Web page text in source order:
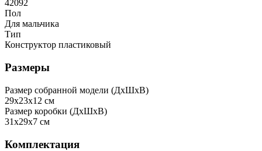
42092
Пол
Для мальчика
Тип
Конструктор пластиковый
Размеры
Размер собранной модели (ДxШxВ)
29x23x12 см
Размер коробки (ДxШxВ)
31x29x7 см
Комплектация